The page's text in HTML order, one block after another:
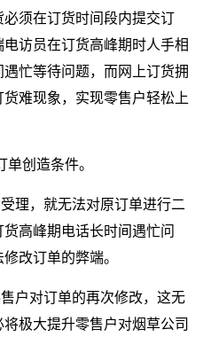
须在订货时间段内提交订
访员在订货高峰期时人手相
忙等待问题，而网上订货拥
难现象，实现零售户轻松上
创造条件。
理，就无法对原订单进行二
高峰期电话长时间遇忙问
改订单的弊端。
户对订单的再次修改，这无
极大提升零售户对烟草公司